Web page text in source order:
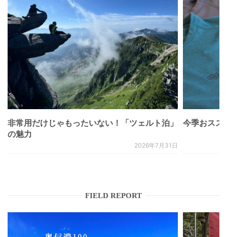
非常用だけじゃもったいない！「ツェルト泊」
の魅力
2026年7月31日
今季おスス
FIELD REPORT